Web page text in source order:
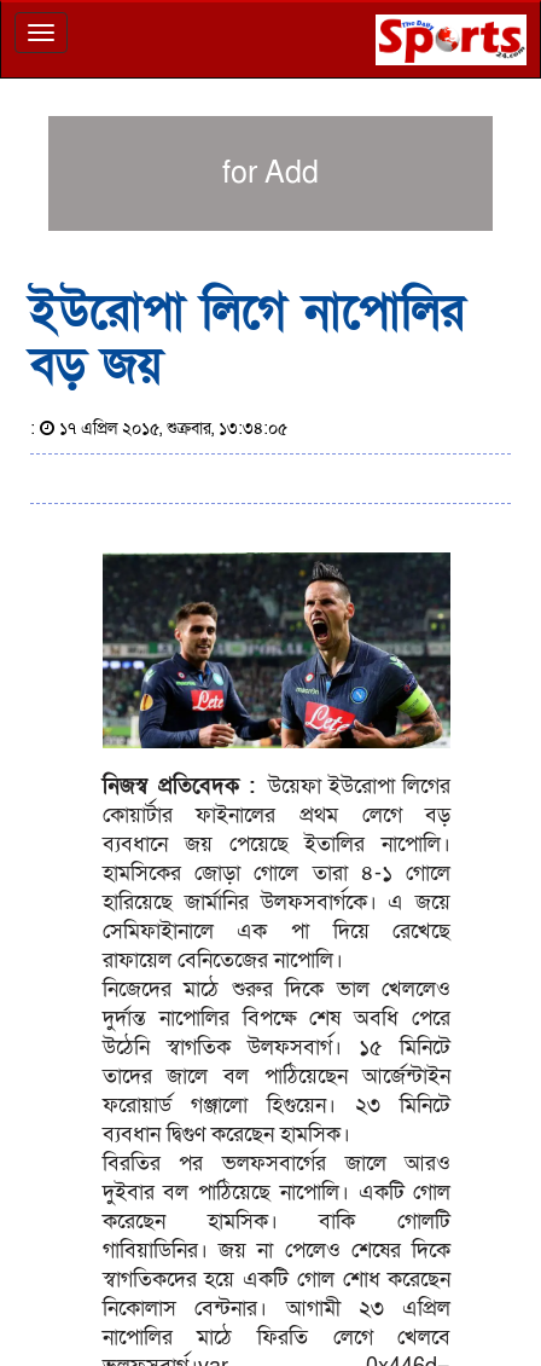
Toggle
navigation
for Add
ইউরোপা লিগে নাপোলির
বড় জয়
: ১৭ এপ্রিল ২০১৫, শুক্রবার, ১৩:৩৪:০৫
নিজস্ব প্রতিবেদক :উয়েফা ইউরোপা লিগের
কোয়ার্টার ফাইনালের প্রথম লেগে বড়
ব্যবধানে জয় পেয়েছে ইতালির নাপোলি।
হামসিকের জোড়া গোলে তারা ৪-১ গোলে
হারিয়েছে জার্মানির উলফসবার্গকে। এ জয়ে
সেমিফাইানালে এক পা দিয়ে রেখেছে
রাফায়েল বেনিতেজের নাপোলি।
নিজেদের মাঠে শুরুর দিকে ভাল খেললেও
দুর্দান্ত নাপোলির বিপক্ষে শেষ অবধি পেরে
উঠেনি স্বাগতিক উলফসবার্গ। ১৫ মিনিটে
তাদের জালে বল পাঠিয়েছেন আর্জেন্টাইন
ফরোয়ার্ড গঞ্জালো হিগুয়েন। ২৩ মিনিটে
ব্যবধান দ্বিগুণ করেছেন হামসিক।
বিরতির পর ভলফসবার্গের জালে আরও
দুইবার বল পাঠিয়েছে নাপোলি। একটি গোল
করেছেন হামসিক। বাকি গোলটি
গাবিয়াডিনির। জয় না পেলেও শেষের দিকে
স্বাগতিকদের হয়ে একটি গোল শোধ করেছেন
নিকোলাস বেন্টনার। আগামী ২৩ এপ্রিল
নাপোলির মাঠে ফিরতি লেগে খেলবে